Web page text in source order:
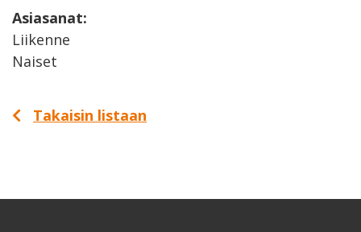
Asiasanat:
Liikenne
Naiset
Takaisin listaan